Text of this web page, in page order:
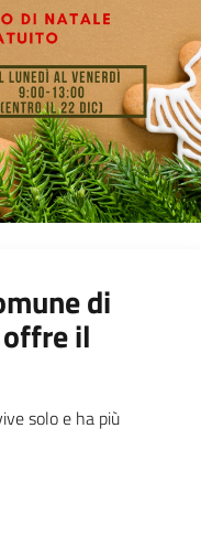
di
il
solo e ha più